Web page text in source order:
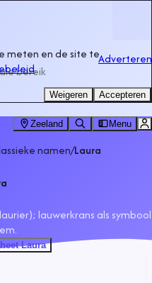
bereik
Adverteren
Zeeland Menu
namen/Laura
lauwerkrans als symbool
Laura
meten en de site te
.
Weigeren Accepteren